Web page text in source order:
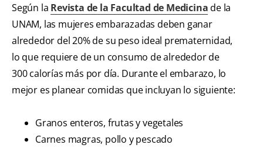
Según la Revista de la Facultad de Medicinade la
UNAM, las mujeres embarazadas deben ganar
alrededor del 20% de su peso ideal prematernidad,
lo que requiere de un consumo de alrededor de
300 calorías más por día. Durante el embarazo, lo
mejor es planear comidas que incluyan lo siguiente:
Granos enteros, frutas y vegetales
Carnes magras, pollo y pescado